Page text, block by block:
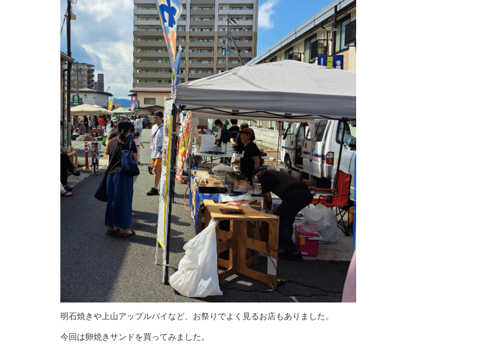
明石焼きや上山アップルパイなど、お祭りでよく見るお店もありました。
今回は卵焼きサンドを買ってみました。